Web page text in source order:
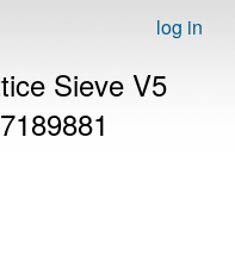
log in
Sieve V5